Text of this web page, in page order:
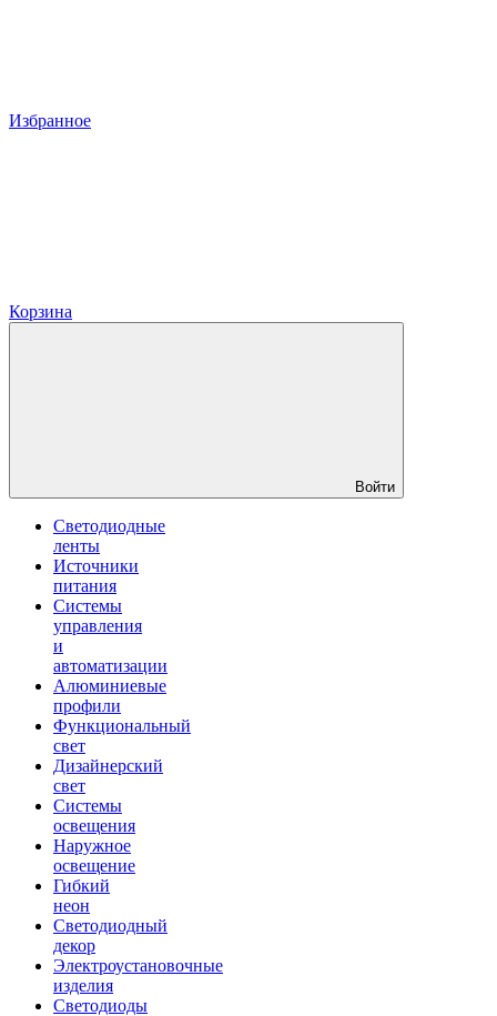
Избранное
Корзина
Войти
Светодиодные
ленты
Источники
питания
Системы
управления
и
автоматизации
Алюминиевые
профили
Функциональный
свет
Дизайнерский
свет
Системы
освещения
Наружное
освещение
Гибкий
неон
Светодиодный
декор
Электроустановочные
изделия
Светодиоды